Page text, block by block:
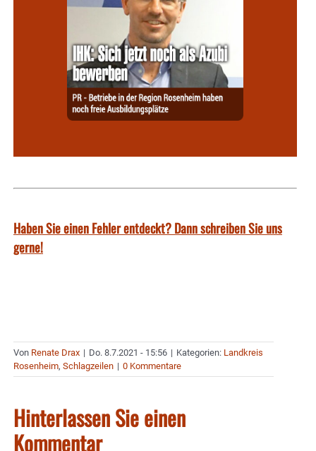
Haben Sie einen Fehler entdeckt? Dann schreiben Sie uns
gerne!
Von Renate Drax | Do. 8.7.2021 - 15:56 | Kategorien: Landkreis
Rosenheim, Schlagzeilen | 0 Kommentare
Hinterlassen Sie einen
Kommentar